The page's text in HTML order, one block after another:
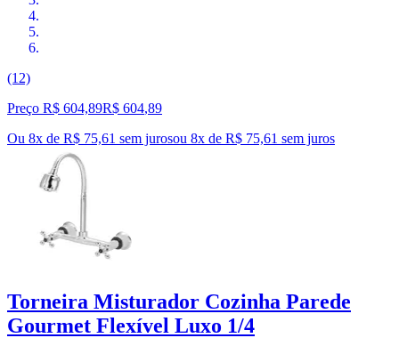
(12)
Preço R$ 604,89R$ 604,89
Ou 8x de R$ 75,61 sem jurosou 8x de R$ 75,61 sem juros
Torneira Misturador Cozinha Parede
Gourmet Flexível Luxo 1/4